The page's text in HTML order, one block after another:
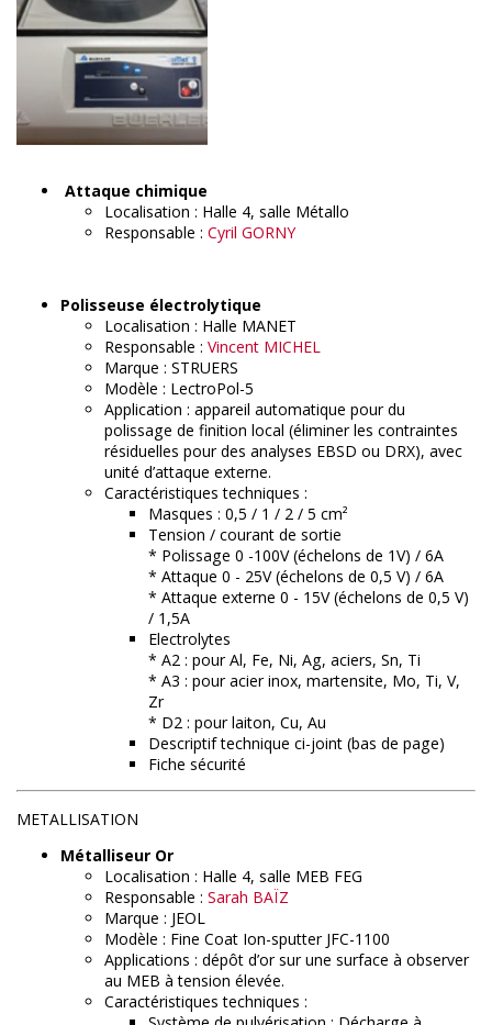
Attaque chimique
Localisation : Halle 4, salle Métallo
Responsable : Cyril GORNY
Polisseuse électrolytique
Localisation : Halle MANET
Responsable : Vincent MICHEL
Marque : STRUERS
Modèle : LectroPol-5
Application : appareil automatique pour du
polissage de finition local (éliminer les contraintes
résiduelles pour des analyses EBSD ou DRX), avec
unité d’attaque externe.
Caractéristiques techniques :
Masques : 0,5 / 1 / 2 / 5 cm²
Tension / courant de sortie
* Polissage 0 -100V (échelons de 1V) / 6A
* Attaque 0 - 25V (échelons de 0,5 V) / 6A
* Attaque externe 0 - 15V (échelons de 0,5 V)
/ 1,5A
Electrolytes
* A2 : pour Al, Fe, Ni, Ag, aciers, Sn, Ti
* A3 : pour acier inox, martensite, Mo, Ti, V,
Zr
* D2 : pour laiton, Cu, Au
Descriptif technique ci-joint (bas de page)
Fiche sécurité
METALLISATION
Métalliseur Or
Localisation : Halle 4, salle MEB FEG
Responsable : Sarah BAÏZ
Marque : JEOL
Modèle : Fine Coat Ion-sputter JFC-1100
Applications : dépôt d’or sur une surface à observer
au MEB à tension élevée.
Caractéristiques techniques :